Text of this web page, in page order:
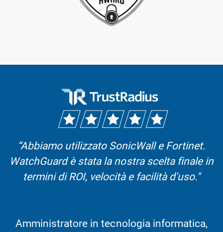
“Abbiamo utilizzato SonicWall e Fortinet.
WatchGuard è stata la nostra scelta finale in
termini di ROI, velocità e facilità d'uso."
Amministratore in tecnologia informatica,